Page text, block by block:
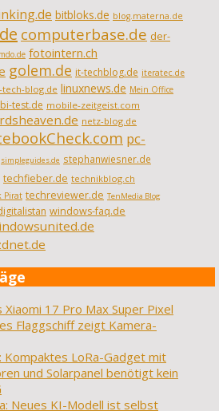
bitbloks.de blog.materna.de
computerbase.de der-
fotointern.ch
golem.de it-techblog.de iteratec.de
tech-blog.de linuxnews.de Mein Office
test.de mobile-zeitgeist.com
netz-blog.de
pc-
simpleguides.de stephanwiesner.de
techfieber.de technikblog.ch
Pirat techreviewer.de TenMedia Blog
windows-faq.de
Xiaomi 17 Pro Max Super Pixel
Flaggschiff zeigt Kamera-
Kompaktes LoRa-Gadget mit
und Solarpanel benötigt kein
Neues KI-Modell ist selbst